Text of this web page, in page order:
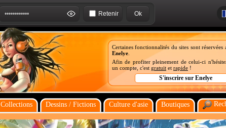
Retenir
Certaines fonctionnalités du sites sont réservées
Enelye
Afin de profiter pleinement de celui-ci
un compte, c'est gratuit et rapide !
Collections Dessins / Fictions Culture d'asie Boutiques